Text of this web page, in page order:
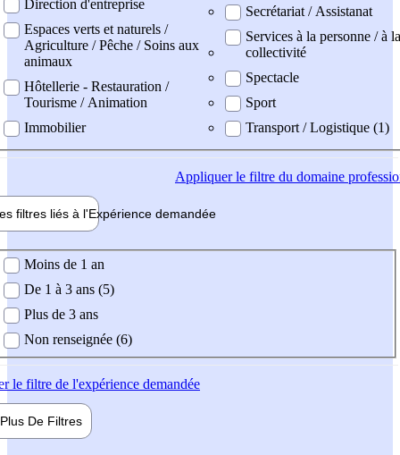
Direction d'entreprise
Espaces verts et naturels /
Agriculture / Pêche / Soins aux
animaux
Hôtellerie - Restauration /
Tourisme / Animation
Immobilier
Secrétariat / Assistanat
Services à la personne / à la
collectivité
Spectacle
Sport
Transport / Logistique (1)
Appliquerle filtre du domaine
filtres liés à l'Expérience demandée
demandée
Moins de 1 an
De 1 à 3 ans (5)
Plus de 3 ans
Non renseignée (6)
le filtre de l'expérience demandée
Plus De Filtres